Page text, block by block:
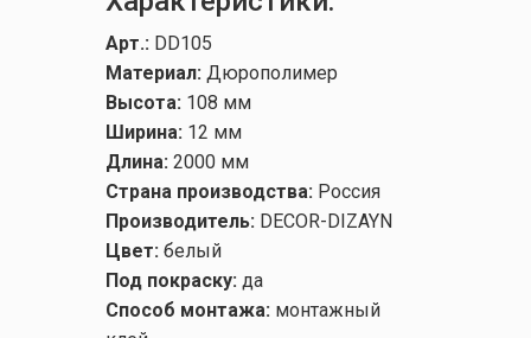
Арт.: DD105
Материал: Дюрополимер
Высота: 108 мм
Ширина: 12 мм
Длина: 2000 мм
Страна производства: Россия
Производитель: DECOR-DIZAYN
Цвет: белый
Под покраску: да
Способ монтажа: монтажный